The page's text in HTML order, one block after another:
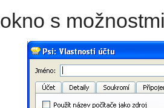
okno s